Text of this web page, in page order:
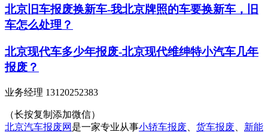
北京旧车报废换新车-我北京牌照的车要换新车，旧
车怎么处理？
北京现代车多少年报废-北京现代维绅特小汽车几年
报废？
业务经理 13120252383
（长按复制添加微信）
北京汽车报废网 是一家专业从事小轿车报废 货车报废 新能